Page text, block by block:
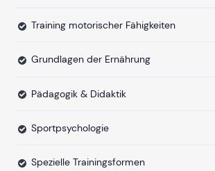
Training motorischer Fähigkeiten
Grundlagen der Ernährung
Pädagogik & Didaktik
Sportpsychologie
Spezielle Trainingsformen